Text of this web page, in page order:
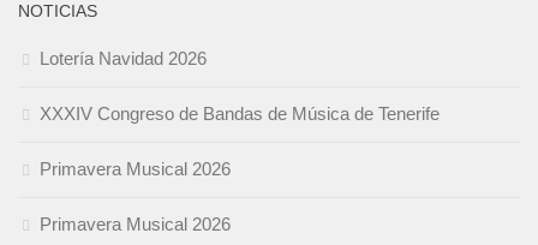
NOTICIAS
Lotería Navidad 2026
XXXIV Congreso de Bandas de Música de Tenerife
Primavera Musical 2026
Primavera Musical 2026